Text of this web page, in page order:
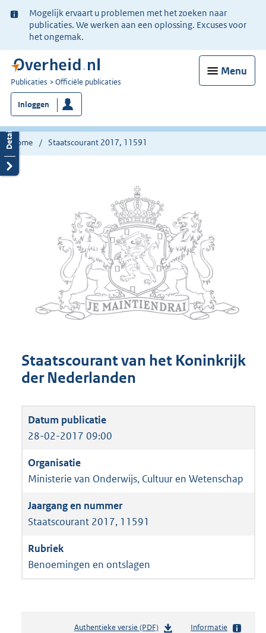
Ter
informatie:
Mogelijk ervaart u problemen met het zoeken naar
publicaties. We werken aan een oplossing. Excuses voor
het ongemak.
Menu
U
bent
nu
hier:
Publicaties Officiële publicaties
Inloggen
Home Staatscourant 2017, 11591
Staatscourant van het Koninkrijk
der Nederlanden
28-02-2017 09:00
Ministerie van Onderwijs, Cultuur en Wetenschap
Staatscourant 2017, 11591
Benoemingen en ontslagen
Authentieke versie (PDF)b
Informatie